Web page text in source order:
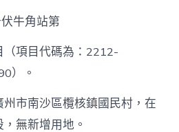
牛角站第
（項目代碼為：2212-
）。
市南沙區欖核鎮國民村，在
無新增用地。